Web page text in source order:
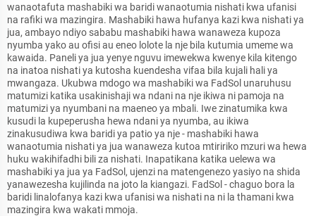
wanaotafuta mashabiki wa baridi wanaotumia nishati kwa ufanisi
na rafiki wa mazingira. Mashabiki hawa hufanya kazi kwa nishati ya
jua, ambayo ndiyo sababu mashabiki hawa wanaweza kupoza
nyumba yako au ofisi au eneo lolote la nje bila kutumia umeme wa
kawaida. Paneli ya jua yenye nguvu imewekwa kwenye kila kitengo
na inatoa nishati ya kutosha kuendesha vifaa bila kujali hali ya
mwangaza. Ukubwa mdogo wa mashabiki wa FadSol unaruhusu
matumizi katika usakinishaji wa ndani na nje ikiwa ni pamoja na
matumizi ya nyumbani na maeneo ya mbali. Iwe zinatumika kwa
kusudi la kupeperusha hewa ndani ya nyumba, au ikiwa
zinakusudiwa kwa baridi ya patio ya nje - mashabiki hawa
wanaotumia nishati ya jua wanaweza kutoa mtiririko mzuri wa hewa
huku wakihifadhi bili za nishati. Inapatikana katika uelewa wa
mashabiki ya jua ya FadSol, ujenzi na matengenezo yasiyo na shida
yanawezesha kujilinda na joto la kiangazi. FadSol - chaguo bora la
baridi linalofanya kazi kwa ufanisi wa nishati na ni la thamani kwa
mazingira kwa wakati mmoja.